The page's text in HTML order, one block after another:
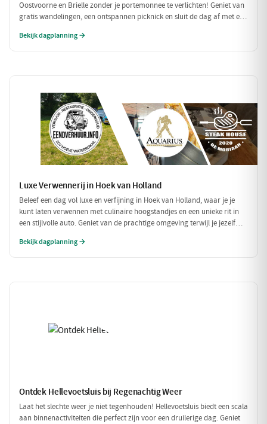
Oostvoorne en Brielle zonder je portemonnee te verlichten! Geniet van
gratis wandelingen, een ontspannen picknick en sluit de dag af met een
Bekijk dagplanning →
Luxe Verwennerij in Hoek van Holland
Beleef een dag vol luxe en verfijning in Hoek van Holland, waar je je
kunt laten verwennen met culinaire hoogstandjes en een unieke rit in
een stijlvolle auto. Geniet van de prachtige omgeving terwijl je jezelf
in een prachtige oldtimer. Een perfect dagje uit voor de fijnproever en
Bekijk dagplanning →
Ontdek Hellevoetsluis bij Regenachtig Weer
Laat het slechte weer je niet tegenhouden! Hellevoetsluis biedt een scala
aan binnenactiviteiten die perfect zijn voor een druilerige dag. Geniet